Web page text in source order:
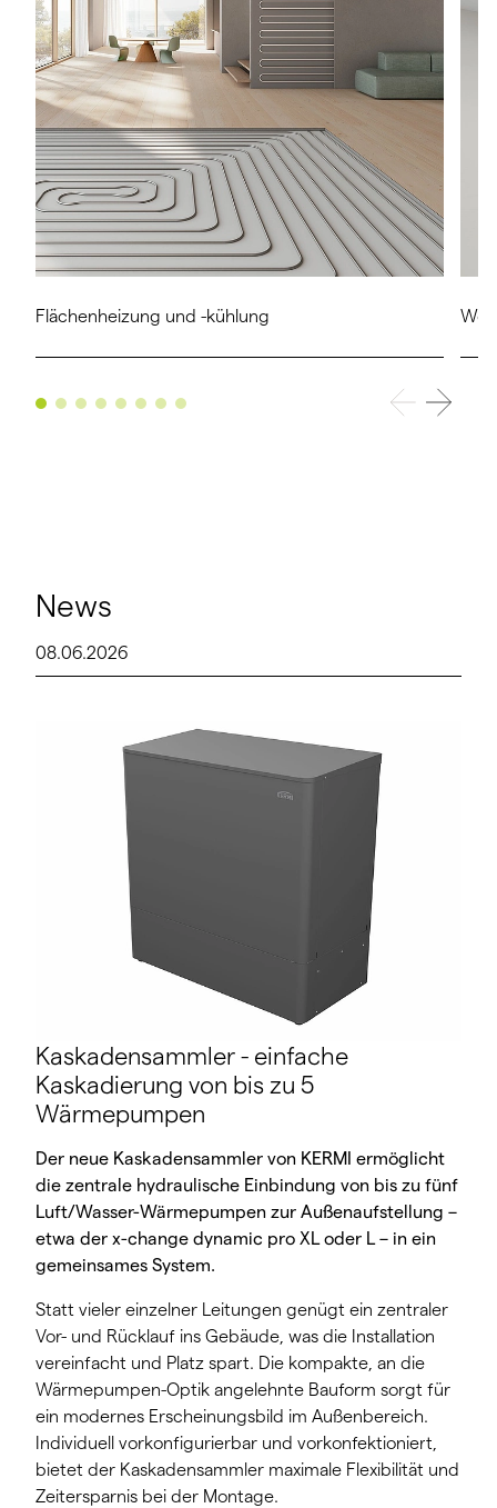
Flächenheizung und -kühlung
News
08.06.2026
Kaskadensammler - einfache
Kaskadierung von bis zu 5
Wärmepumpen
Der neue Kaskadensammler von KERMI ermöglicht
die zentrale hydraulische Einbindung von bis zu fünf
Luft/Wasser-Wärmepumpen zur Außenaufstellung –
etwa der x-change dynamic pro XL oder L – in ein
gemeinsames System.
Statt vieler einzelner Leitungen genügt ein zentraler
Vor- und Rücklauf ins Gebäude, was die Installation
vereinfacht und Platz spart. Die kompakte, an die
Wärmepumpen-Optik angelehnte Bauform sorgt für
ein modernes Erscheinungsbild im Außenbereich.
Individuell vorkonfigurierbar und vorkonfektioniert,
bietet der Kaskadensammler maximale Flexibilität und
Zeitersparnis bei der Montage.